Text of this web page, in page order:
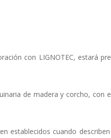
con LIGNOTEC, estará
de madera y corcho, con
establecidos cuando